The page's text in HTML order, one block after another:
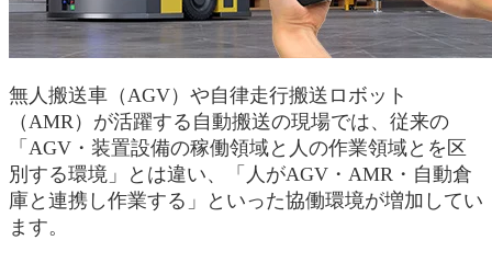
無人搬送車（AGV）や自律走行搬送ロボット
（AMR）が活躍する自動搬送の現場では、従来の
「AGV・装置設備の稼働領域と人の作業領域とを区
別する環境」とは違い、「人がAGV・AMR・自動倉
庫と連携し作業する」といった協働環境が増加してい
ます。